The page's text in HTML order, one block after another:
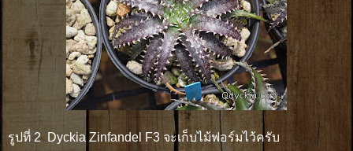
รูปที่ 2 Dyckia Zinfandel F3 จะเก็บไม้ฟอร์มไว้ครับ